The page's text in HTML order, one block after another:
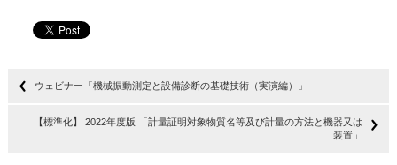
ウェビナー「機械振動測定と設備診断の基礎技術（実演編）」
【標準化】 2022年度版 「計量証明対象物質名等及び計量の方法と機器又は
装置」